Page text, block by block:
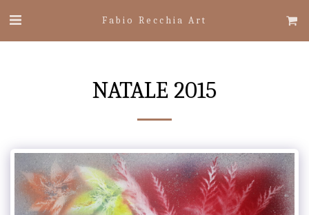
Fabio Recchia Art
NATALE 2015